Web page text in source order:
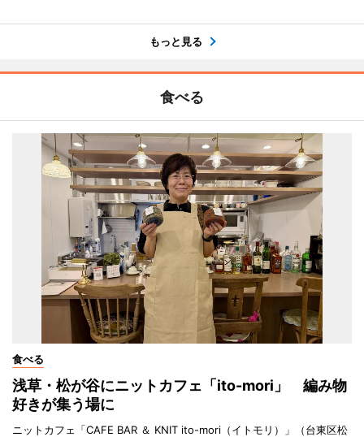
もっと見る
食べる
食べる
浅草・松が谷にニットカフェ「ito-mori」 編み物
好きが集う場に
ニットカフェ「CAFE BAR ＆ KNIT ito-mori（イトモリ）」（台東区松